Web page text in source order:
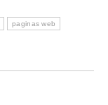
paginas web